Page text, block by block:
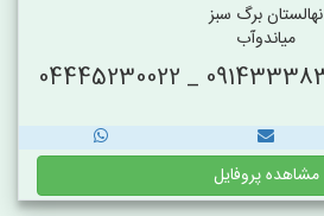
نهالستان برگ سبز
میاندوآب
مشاهده پروفایل